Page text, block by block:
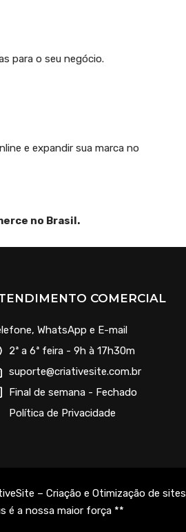
para o seu negócio.
e expandir sua marca no
no Brasil.
COMERCIAL
WhatsApp e E-mail
2ª a 6ª feira - 9h à 17h30m
suporte@criativesite.com.br
Final de semana - Fechado
Política de Privacidade
– Criação e Otimização de sites
é a nossa maior força **